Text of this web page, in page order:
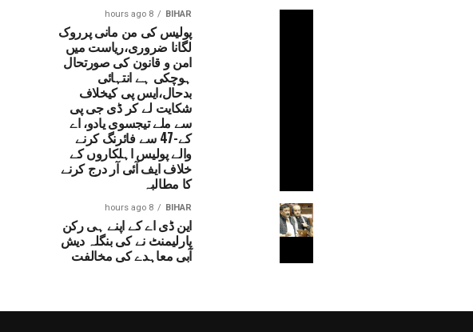
BIHAR
8 hours ago
پولیس کی من مانی پرروک
لگانا ضروری،ریاست میں
امن و قانون کی صورتحال
ہوچکی ہے انتہائی
بدحال،ایس پی کیخلاف
شکایت لے کر ڈی جی پی
سے ملے تیجسوی یادو، اے
کے-47 سے فائرنگ کرنے
والے پولیس اہلکاروں کے
خلاف ایف آئی آر درج کرنے
کا مطالبہ
BIHAR
8 hours ago
این ڈی اے کے اپنے ہی رکن
پارلیمنٹ نے کی بنگلہ دیش
آبی معاہدے کی مخالفت